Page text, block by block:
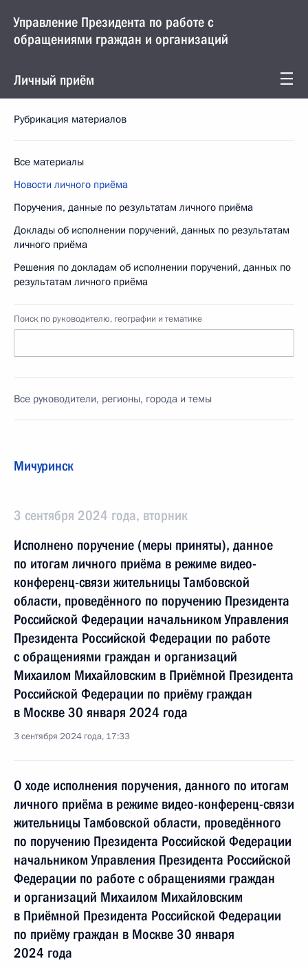
Управление Президента по работе с
обращениями граждан и организаций
Личный приём
Рубрикация материалов
Все материалы
Новости личного приёма
Поручения, данные по результатам личного приёма
Доклады об исполнении поручений, данных по результатам
личного приёма
Решения по докладам об исполнении поручений, данных по
результатам личного приёма
Поиск по руководителю, географии и тематике
Все руководители, регионы, города и темы
Мичуринск
3 сентября 2024 года, вторник
Исполнено поручение (меры приняты), данное
по итогам личного приёма в режиме видео-
конференц-связи жительницы Тамбовской
области, проведённого по поручению Президента
Российской Федерации начальником Управления
Президента Российской Федерации по работе
с обращениями граждан и организаций
Михаилом Михайловским в Приёмной Президента
Российской Федерации по приёму граждан
в Москве 30 января 2024 года
3 сентября 2024 года, 17:33
О ходе исполнения поручения, данного по итогам
личного приёма в режиме видео-конференц-связи
жительницы Тамбовской области, проведённого
по поручению Президента Российской Федерации
начальником Управления Президента Российской
Федерации по работе с обращениями граждан
и организаций Михаилом Михайловским
в Приёмной Президента Российской Федерации
по приёму граждан в Москве 30 января
2024 года